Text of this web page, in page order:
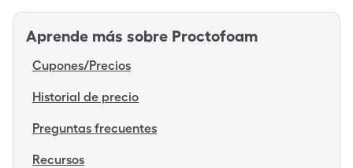
Aprende más sobre Proctofoam
Cupones/Precios
Historial de precio
Preguntas frecuentes
Recursos